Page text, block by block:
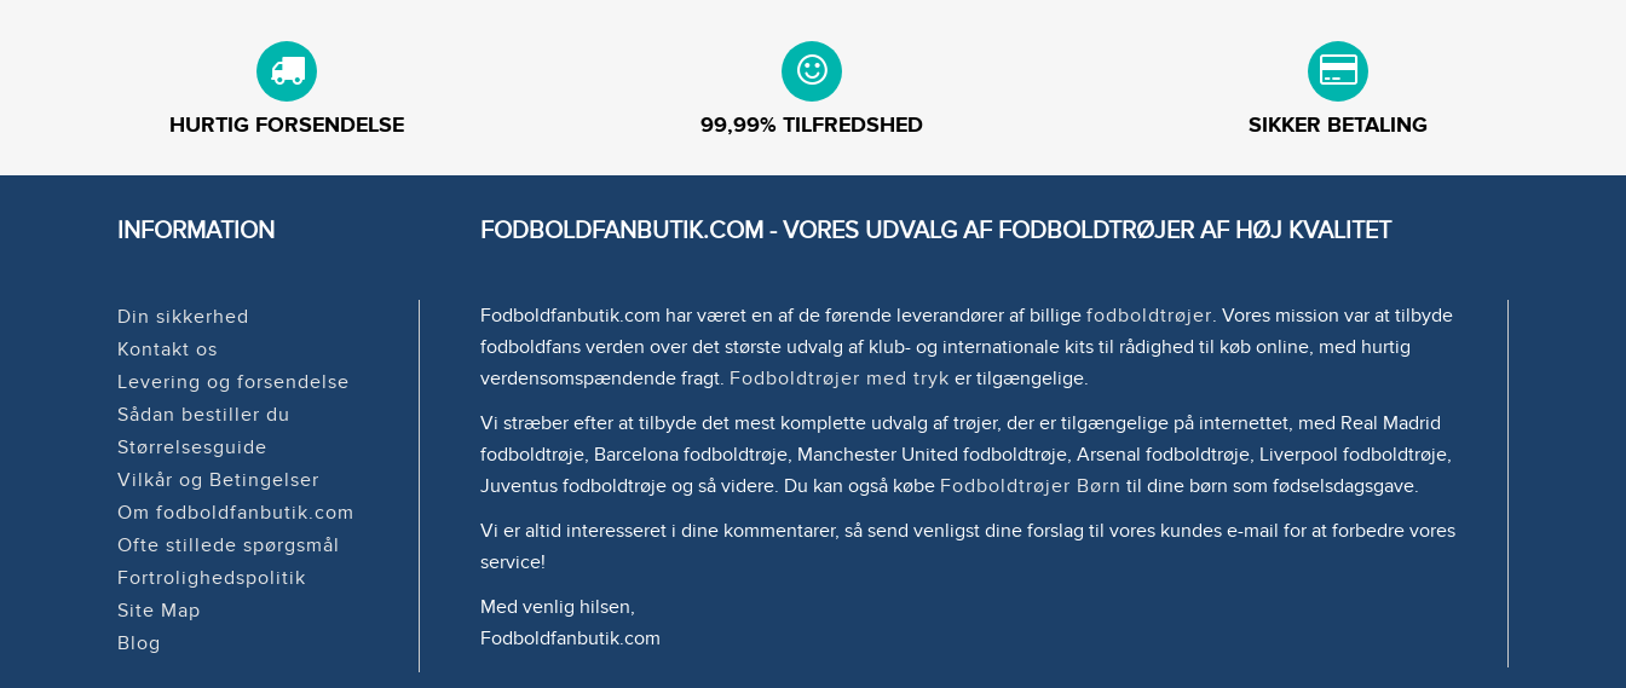
HURTIG FORSENDELSE 99,99% TILFREDSHED SIKKER BETALING
INFORMATION
Din sikkerhed
Kontakt os
Levering og forsendelse
Sådan bestiller du
Størrelsesguide
Vilkår og Betingelser
Om fodboldfanbutik.com
Ofte stillede spørgsmål
Fortrolighedspolitik
Site Map
Blog
FODBOLDFANBUTIK.COM - VORES UDVALG AF FODBOLDTRØJER AF HØJ KVALITET
Fodboldfanbutik.com har været en af de førende leverandører af billige fodboldtrøjer. Vores mission var at tilbyde
fodboldfans verden over det største udvalg af klub- og internationale kits til rådighed til køb online, med hurtig
verdensomspændende fragt. Fodboldtrøjer med tryk er tilgængelige.
Vi stræber efter at tilbyde det mest komplette udvalg af trøjer, der er tilgængelige på internettet, med Real Madrid
fodboldtrøje, Barcelona fodboldtrøje, Manchester United fodboldtrøje, Arsenal fodboldtrøje, Liverpool fodboldtrøje,
Juventus fodboldtrøje og så videre. Du kan også købe Fodboldtrøjer Børn til dine børn som fødselsdagsgave.
Vi er altid interesseret i dine kommentarer, så send venligst dine forslag til vores kundes e-mail for at forbedre vores
service!
Med venlig hilsen,
Fodboldfanbutik.com